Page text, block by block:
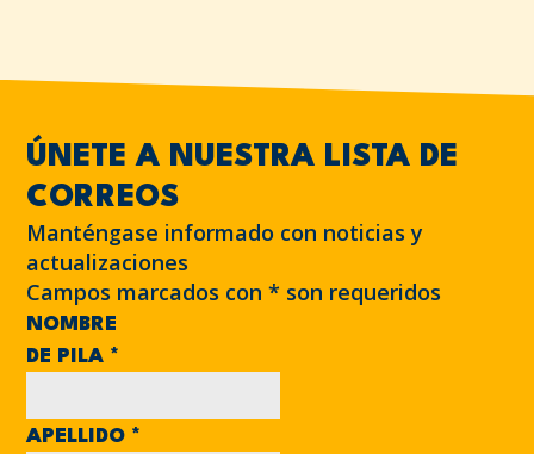
ÚNETE A NUESTRA LISTA DE
CORREOS
Manténgase informado con noticias y
actualizaciones
Campos marcados con* son requeridos
NOMBRE
DE PILA *
APELLIDO *